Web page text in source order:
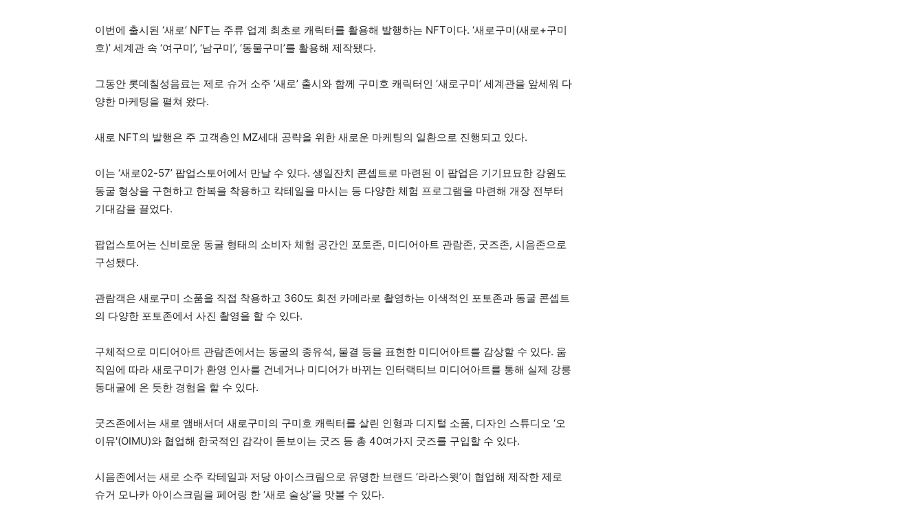
이번에 출시된 ‘새로’ NFT는 주류 업계 최초로 캐릭터를 활용해 발행하는 NFT이다. ‘새로구미(새로+구미
호)’ 세계관 속 ‘여구미’, ‘남구미’, ‘동물구미’를 활용해 제작됐다.
그동안 롯데칠성음료는 제로 슈거 소주 ‘새로’ 출시와 함께 구미호 캐릭터인 ‘새로구미’ 세계관을 앞세워 다
양한 마케팅을 펼쳐 왔다.
새로 NFT의 발행은 주 고객층인 MZ세대 공략을 위한 새로운 마케팅의 일환으로 진행되고 있다.
이는 ‘새로02-57’ 팝업스토어에서 만날 수 있다. 생일잔치 콘셉트로 마련된 이 팝업은 기기묘묘한 강원도
동굴 형상을 구현하고 한복을 착용하고 칵테일을 마시는 등 다양한 체험 프로그램을 마련해 개장 전부터
기대감을 끌었다.
팝업스토어는 신비로운 동굴 형태의 소비자 체험 공간인 포토존, 미디어아트 관람존, 굿즈존, 시음존으로
구성됐다.
관람객은 새로구미 소품을 직접 착용하고 360도 회전 카메라로 촬영하는 이색적인 포토존과 동굴 콘셉트
의 다양한 포토존에서 사진 촬영을 할 수 있다.
구체적으로 미디어아트 관람존에서는 동굴의 종유석, 물결 등을 표현한 미디어아트를 감상할 수 있다. 움
직임에 따라 새로구미가 환영 인사를 건네거나 미디어가 바뀌는 인터랙티브 미디어아트를 통해 실제 강릉
동대굴에 온 듯한 경험을 할 수 있다.
굿즈존에서는 새로 앰배서더 새로구미의 구미호 캐릭터를 살린 인형과 디지털 소품, 디자인 스튜디오 ‘오
이뮤'(OIMU)와 협업해 한국적인 감각이 돋보이는 굿즈 등 총 40여가지 굿즈를 구입할 수 있다.
시음존에서는 새로 소주 칵테일과 저당 아이스크림으로 유명한 브랜드 ‘라라스윗’이 협업해 제작한 제로
슈거 모나카 아이스크림을 페어링 한 ‘새로 술상’을 맛볼 수 있다.